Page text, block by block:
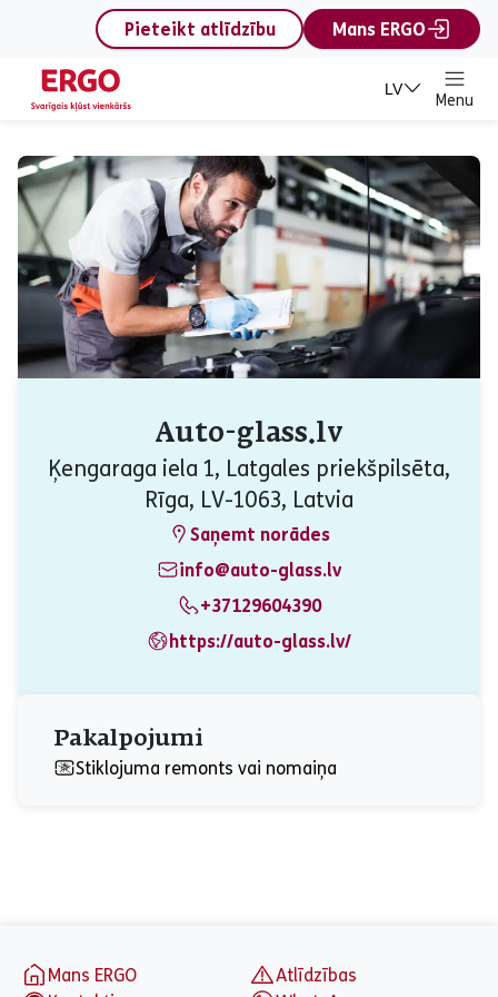
content
Pieteikt atlīdzību
Mans ERGO
LV
Menu
Auto-glass.lv
Ķengaraga iela 1, Latgales priekšpilsēta,
Rīga, LV-1063, Latvia
Saņemt norādes
info@auto-glass.lv
+37129604390
https://auto-glass.lv/
Pakalpojumi
Stiklojuma remonts vai nomaiņa
Mans ERGO
Atlīdzības